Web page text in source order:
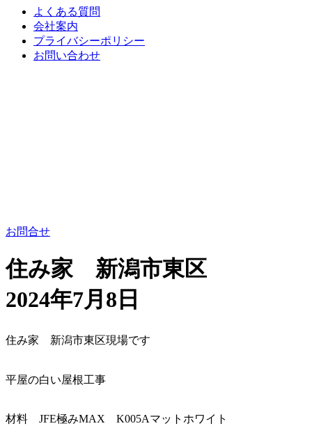
よくある質問
会社案内
プライバシーポリシー
お問い合わせ
お問合せ
住み家 新潟市東区
2024年7月8日
住み家 新潟市東区現場です
平屋の白い屋根工事
材料 JFE極みMAX K005Aマットホワイト